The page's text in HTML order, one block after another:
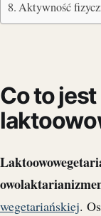
Aktywność
Co to jest
wegetariańskiej.